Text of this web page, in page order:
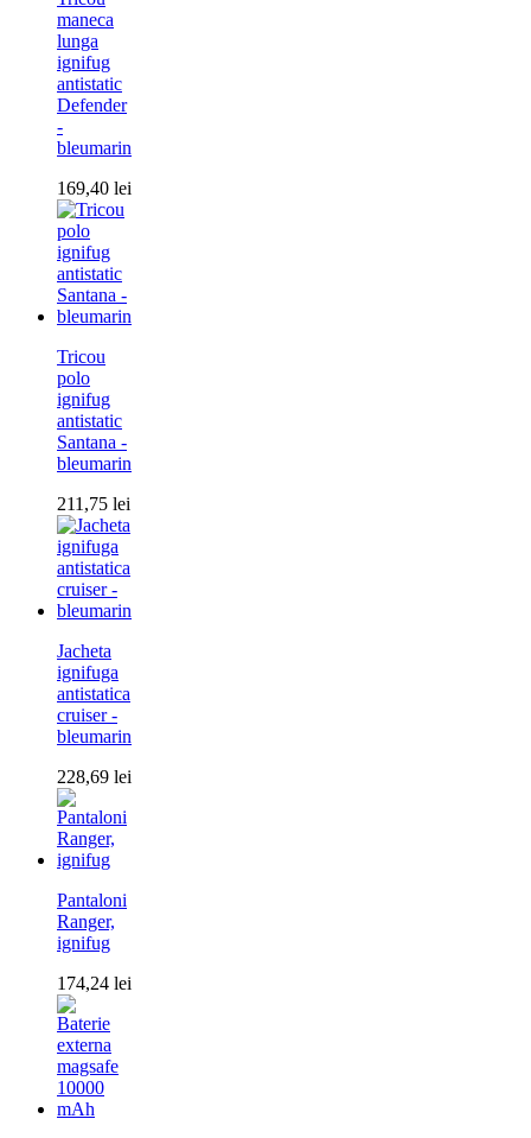
maneca
lunga
ignifug
antistatic
Defender
-
bleumarin
169,40 lei
Tricou
polo
ignifug
antistatic
Santana -
bleumarin
211,75 lei
Jacheta
ignifuga
antistatica
cruiser -
bleumarin
228,69 lei
Pantaloni
Ranger,
ignifug
174,24 lei